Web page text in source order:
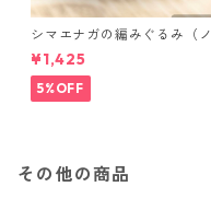
シマエナガの編みぐるみ（ノ
ーマル）
¥1,425
5%OFF
その他の商品